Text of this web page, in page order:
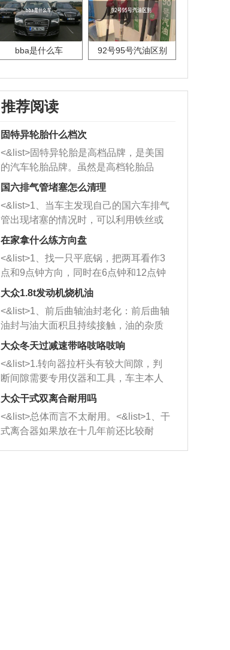
bba是什么车 92号95号汽油区别
推荐阅读
固特异轮胎什么档次
<&list>固特异轮胎是高档品牌，是美国
的汽车轮胎品牌。虽然是高档轮胎品
牌，但是中高低端的轮胎都有生产，这
也是为了更好的开拓市场。
国六排气管堵塞怎么清理
<&list>1、当车主发现自己的国六车排气
管出现堵塞的情况时，可以利用铁丝或
者是细棍，直接将杂物给取出来，如果
堵塞情况比较严重，也可以采取应急措
施。 <&list>2、直接利用木棍将所有的
杂物推到排气管里面的位置处，然后将
三元催化器拆解开，就可以将堵塞的东
西取出来。但如果是因为积碳过多引起
的堵塞，就需要将三元催化器泡在草酸
洗剂对堵塞的情况得到解决，将清洗剂
放在燃油箱中，与燃油混合后，车辆启
动时，就可以和汽油一起进入到燃烧
室，最后形成废气排出，就可以让三元
催化器得到清洗，排气管堵塞的情况就
能够得到解决。
在家拿什么练方向盘
<&list>1、找一只平底锅，把两耳看作3
点和9点钟方向，同时在6点钟和12点钟
方向做一个标记。 <&list>2、双手握住
一圈半的练习，往右同样也要打相同的
圈数。 <&list>3、最后强调要反复练
习，这样就可以形成肌肉记忆，在真实
驾驶车辆时，不需要记忆也能打好方
向。
大众1.8t发动机烧机油
<&list>1、前后曲轴油封老化：前后曲轴
油封与油大面积且持续接触，油的杂质
和发动机内持续温度变化使其密封效果
逐渐减弱，导致渗油或漏油。<&list>2、
活塞间隙过大：积碳会使活塞环与缸体
的间隙扩大，导致机油流入燃烧室中，
造成烧机油。<&list>3、机油粘度。使用
机油粘度过小的话，同样会有烧机油现
象，机油粘度过小具有很好的流动性，
大众冬天过减速带咯吱咯吱响
<&list>1.转向器拉杆头有较大间隙，判
断间隙需要专用仪器和工具，车主本人
无法制作，需要将车辆送到修理厂或4s
店；<&list>2.车辆半轴套管防尘罩破
裂，破裂后会出现漏油现象，使半轴磨
损严重，磨损的半轴容易损坏，产生异
响；<&list>3.稳定器的转向胶套和球头
大众干式双离合耐用吗
<&list>总体而言不太耐用。<&list>1、干
式离合器如果放在十几年前还比较耐